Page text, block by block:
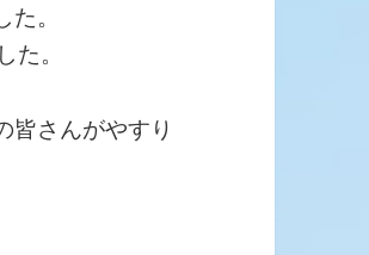
。
。
皆さんがやすり